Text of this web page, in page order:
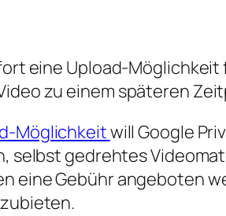
eine Upload-
zu einem späteren
Möglichkeitwill Google
selbst gedrehtes
eine Gebühr angeboten